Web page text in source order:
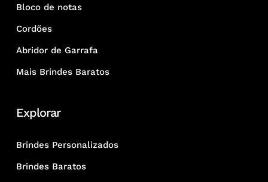
Bloco de notas
Cordões
Abridor de Garrafa
Mais Brindes Baratos
Explorar
Brindes Personalizados
Brindes Baratos